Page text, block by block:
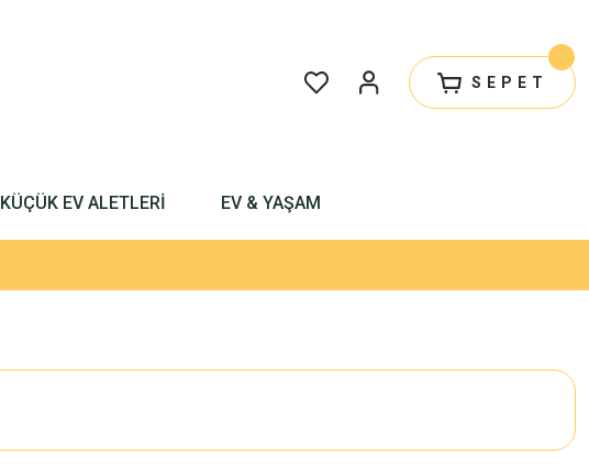
SEPET
KÜÇÜK EV ALETLERİ EV & YAŞAM